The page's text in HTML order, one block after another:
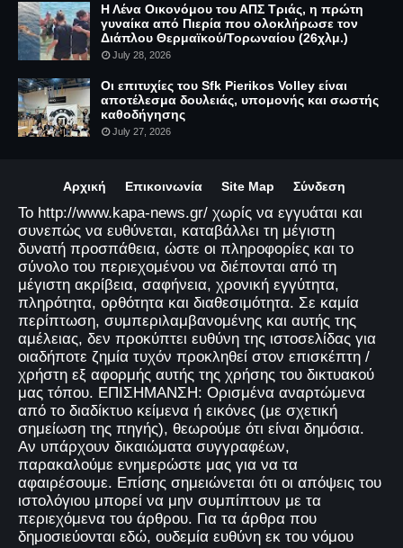
Η Λένα Οικονόμου του ΑΠΣ Τριάς, η πρώτη
γυναίκα από Πιερία που ολοκλήρωσε τον
Διάπλου Θερμαϊκού/Τορωναίου (26χλμ.)
July 28, 2026
Οι επιτυχίες του Sfk Pierikos Volley είναι
αποτέλεσμα δουλειάς, υπομονής και σωστής
καθοδήγησης
July 27, 2026
Αρχική Επικοινωνία Site Map Σύνδεση
Το http://www.kapa-news.gr/ χωρίς να εγγυάται και
συνεπώς να ευθύνεται, καταβάλλει τη μέγιστη
δυνατή προσπάθεια, ώστε οι πληροφορίες και το
σύνολο του περιεχομένου να διέπονται από τη
μέγιστη ακρίβεια, σαφήνεια, χρονική εγγύτητα,
πληρότητα, ορθότητα και διαθεσιμότητα. Σε καμία
περίπτωση, συμπεριλαμβανομένης και αυτής της
αμέλειας, δεν προκύπτει ευθύνη της ιστοσελίδας για
οιαδήποτε ζημία τυχόν προκληθεί στον επισκέπτη /
χρήστη εξ αφορμής αυτής της χρήσης του δικτυακού
μας τόπου. ΕΠΙΣΗΜΑΝΣΗ: Ορισμένα αναρτώμενα
από το διαδίκτυο κείμενα ή εικόνες (με σχετική
σημείωση της πηγής), θεωρούμε ότι είναι δημόσια.
Αν υπάρχουν δικαιώματα συγγραφέων,
παρακαλούμε ενημερώστε μας για να τα
αφαιρέσουμε. Επίσης σημειώνεται ότι οι απόψεις του
ιστολόγιου μπορεί να μην συμπίπτουν με τα
περιεχόμενα του άρθρου. Για τα άρθρα που
δημοσιεύονται εδώ, ουδεμία ευθύνη εκ του νόμου